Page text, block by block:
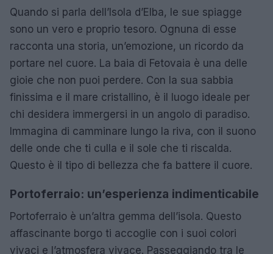
Quando si parla dell’Isola d’Elba, le sue spiagge
sono un vero e proprio tesoro. Ognuna di esse
racconta una storia, un’emozione, un ricordo da
portare nel cuore. La baia di Fetovaia è una delle
gioie che non puoi perdere. Con la sua sabbia
finissima e il mare cristallino, è il luogo ideale per
chi desidera immergersi in un angolo di paradiso.
Immagina di camminare lungo la riva, con il suono
delle onde che ti culla e il sole che ti riscalda.
Questo è il tipo di bellezza che fa battere il cuore.
Portoferraio: un’esperienza indimenticabile
Portoferraio è un’altra gemma dell’isola. Questo
affascinante borgo ti accoglie con i suoi colori
vivaci e l’atmosfera vivace. Passeggiando tra le